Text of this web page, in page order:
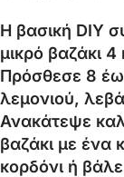
Η βασική DIY
μικρό βαζάκι
Πρόσθεσε 8
λεμονιού,
Ανακάτεψε
βαζάκι με ένα
κορδόνι ή βάλε